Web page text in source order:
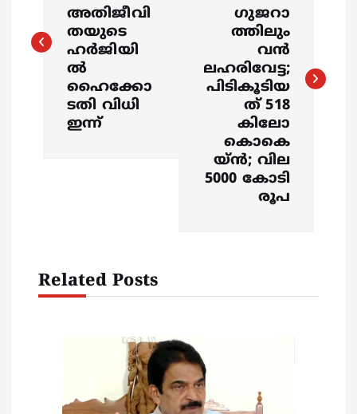
s
t
a
അതിജീവി
തയുടെ
ഹർജിയി
ൽ
ഹൈക്കോ
ടതി വിധി
ഇന്ന്
ഗുജറാ
ത്തിലും
വന്‍
ലഹരിവേട്ട;
പിടികൂടിയ
ത് 518
കിലോ
കൊകെ
യ്ന്‍; വില
5000 കോടി
രൂപ
Related Posts